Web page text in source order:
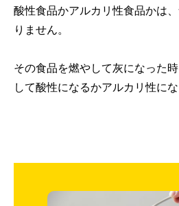
酸性食品かアルカリ性食品かは
りません。
その食品を燃やして灰になった
して酸性になるかアルカリ性に